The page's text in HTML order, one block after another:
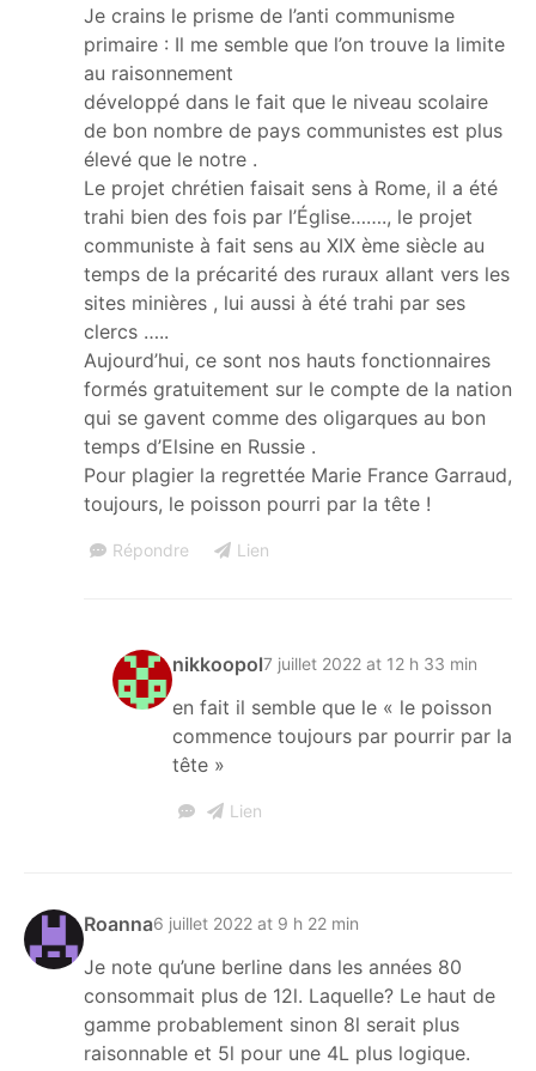
Je crains le prisme de l’anti communisme
primaire : Il me semble que l’on trouve la limite
au raisonnement
développé dans le fait que le niveau scolaire
de bon nombre de pays communistes est plus
élevé que le notre .
Le projet chrétien faisait sens à Rome, il a été
trahi bien des fois par l’Église……., le projet
communiste à fait sens au XIX ème siècle au
temps de la précarité des ruraux allant vers les
sites minières , lui aussi à été trahi par ses
clercs …..
Aujourd’hui, ce sont nos hauts fonctionnaires
formés gratuitement sur le compte de la nation
qui se gavent comme des oligarques au bon
temps d’Elsine en Russie .
Pour plagier la regrettée Marie France Garraud,
toujours, le poisson pourri par la tête !
Répondre Lien
nikkoopol7 juillet 2022 at 12 h 33 min
en fait il semble que le « le poisson
commence toujours par pourrir par la
tête »
Lien
Roanna6 juillet 2022 at 9 h 22 min
Je note qu’une berline dans les années 80
consommait plus de 12l. Laquelle? Le haut de
gamme probablement sinon 8l serait plus
raisonnable et 5l pour une 4L plus logique.